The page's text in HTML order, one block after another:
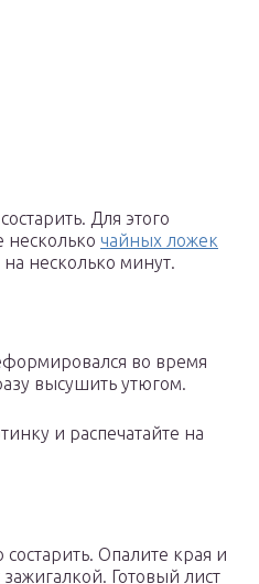
Для этого
несколько чайных ложек
несколько минут.
во время
высушить утюгом.
и распечатайте на
Опалите края и
Готовый лист